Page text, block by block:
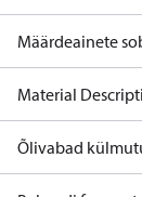
Määrdeainete
Material
Õlivabad